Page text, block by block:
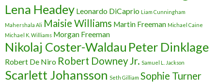
Lena Headey Leonardo DiCaprio Liam Cunningham
Mahershala Ali Maisie Williams Martin Freeman Michael Caine
Michael K. Williams Morgan Freeman
Nikolaj Coster-Waldau Peter Dinklage
Robert De Niro Robert Downey Jr. Samuel L. Jackson
Scarlett Johansson Seth Gilliam Sophie Turner